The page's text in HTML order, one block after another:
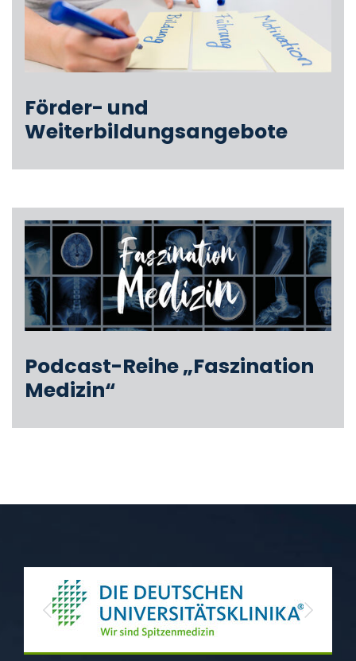
Förder- und
Weiterbildungsangebote
Podcast-Reihe „Faszination
Medizin“
Previous Next